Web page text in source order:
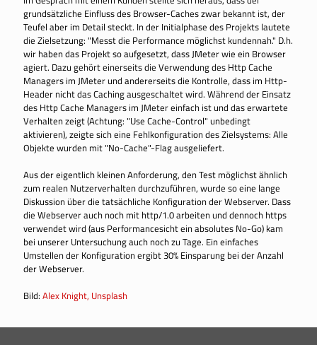
grundsätzliche Einfluss des Browser-Caches zwar bekannt ist, der
Teufel aber im Detail steckt. In der Initialphase des Projekts lautete
die Zielsetzung: "Messt die Performance möglichst kundennah." D.h.
wir haben das Projekt so aufgesetzt, dass JMeter wie ein Browser
agiert. Dazu gehört einerseits die Verwendung des Http Cache
Managers im JMeter und andererseits die Kontrolle, dass im Http-
Header nicht das Caching ausgeschaltet wird. Während der Einsatz
des Http Cache Managers im JMeter einfach ist und das erwartete
Verhalten zeigt (Achtung: "Use Cache-Control" unbedingt
aktivieren), zeigte sich eine Fehlkonfiguration des Zielsystems: Alle
Objekte wurden mit "No-Cache"-Flag ausgeliefert.
Aus der eigentlich kleinen Anforderung, den Test möglichst ähnlich
zum realen Nutzerverhalten durchzuführen, wurde so eine lange
Diskussion über die tatsächliche Konfiguration der Webserver. Dass
die Webserver auch noch mit http/1.0 arbeiten und dennoch https
verwendet wird (aus Performancesicht ein absolutes No-Go) kam
bei unserer Untersuchung auch noch zu Tage. Ein einfaches
Umstellen der Konfiguration ergibt 30% Einsparung bei der Anzahl
der Webserver.
Bild: Alex Knight, Unsplash